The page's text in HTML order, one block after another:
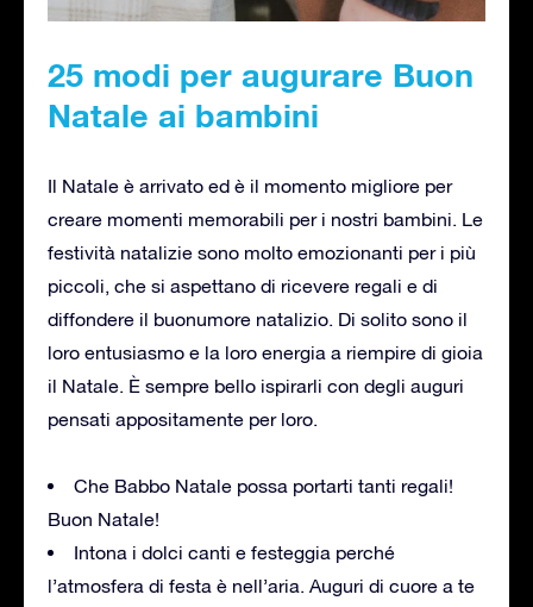
25 modi per augurare Buon
Natale ai bambini
Il Natale è arrivato ed è il momento migliore per
creare momenti memorabili per i nostri bambini. Le
festività natalizie sono molto emozionanti per i più
piccoli, che si aspettano di ricevere regali e di
diffondere il buonumore natalizio. Di solito sono il
loro entusiasmo e la loro energia a riempire di gioia
il Natale. È sempre bello ispirarli con degli auguri
pensati appositamente per loro.
Che Babbo Natale possa portarti tanti regali!
Buon Natale!
Intona i dolci canti e festeggia perché
l’atmosfera di festa è nell’aria. Auguri di cuore a te